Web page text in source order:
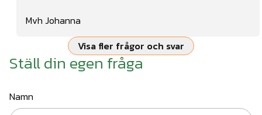
Mvh Johanna
Visa fler frågor och svar
Ställ din egen fråga
Namn